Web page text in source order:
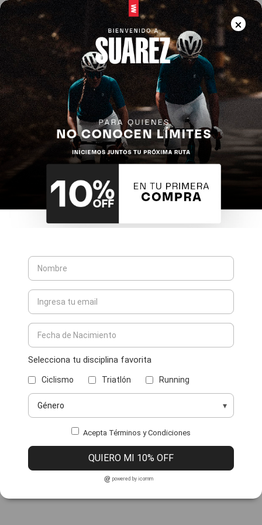
Selecciona tu disciplina favorita
Ciclismo Triatlón Running
Acepta Términos y Condiciones
QUIERO MI 10% OFF
powered by icomm